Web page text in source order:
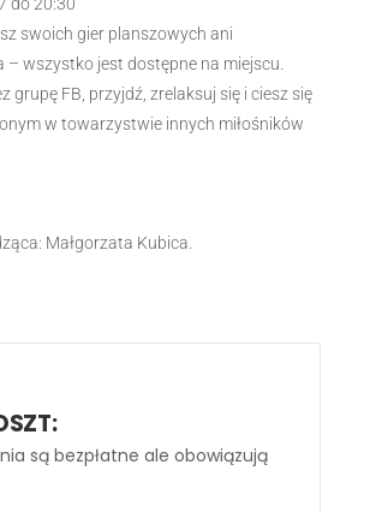
swoich gier planszowych ani
– wszystko jest dostępne na miejscu.
grupę FB, przyjdź, zrelaksuj się i ciesz się
w towarzystwie innych miłośników
Małgorzata Kubica.
są bezpłatne ale obowiązują zapisy